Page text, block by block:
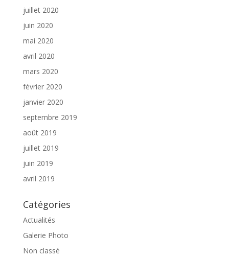
juillet 2020
juin 2020
mai 2020
avril 2020
mars 2020
février 2020
janvier 2020
septembre 2019
août 2019
juillet 2019
juin 2019
avril 2019
Catégories
Actualités
Galerie Photo
Non classé